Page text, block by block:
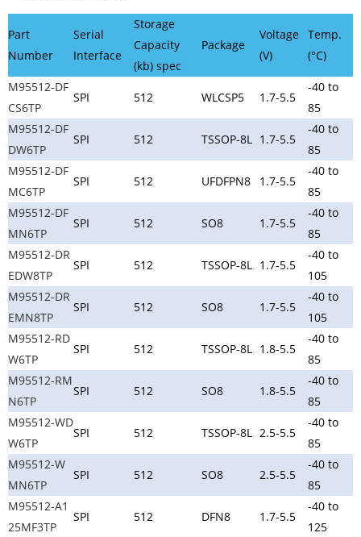
Part
Number
Serial
Interface
Storage
Capacity
(kb) spec
Package
Voltage
(V)
Temp.
(°C)
M95512-DF
CS6TP
SPI 512 WLCSP5 1.7-5.5
-40 to
85
M95512-DF
DW6TP
SPI 512 TSSOP-8L 1.7-5.5
-40 to
85
M95512-DF
MC6TP
SPI 512 UFDFPN8 1.7-5.5
-40 to
85
M95512-DF
MN6TP
SPI 512 SO8 1.7-5.5
-40 to
85
M95512-DR
EDW8TP
SPI 512 TSSOP-8L 1.7-5.5
-40 to
105
M95512-DR
EMN8TP
SPI 512 SO8 1.7-5.5
-40 to
105
M95512-RD
W6TP
SPI 512 TSSOP-8L 1.8-5.5
-40 to
85
M95512-RM
N6TP
SPI 512 SO8 1.8-5.5
-40 to
85
M95512-WD
W6TP
SPI 512 TSSOP-8L 2.5-5.5
-40 to
85
M95512-W
MN6TP
SPI 512 SO8 2.5-5.5
-40 to
85
M95512-A1
25MF3TP
SPI 512 DFN8 1.7-5.5
-40 to
125